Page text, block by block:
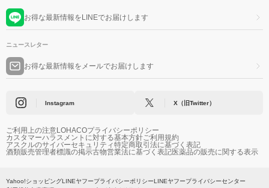
お得な最新情報をLINEでお届けします
ニュースレター
お得な最新情報をメールでお届けします
Instagram X（旧Twitter）
ご利用上の注意LOHACOプライバシーポリシー
カスタマーハラスメントに対する基本方針ご利用規約
アスクルのサイバーセキュリティ特定商取引法に基づく表記
酒類販売管理者標識の掲示古物営業法に基づく表記医薬品の販売に関する表示
Yahoo!ショッピングLINEヤフープライバシーポリシーLINEヤフープライバシーセンター